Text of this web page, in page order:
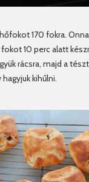
170 fokra.
10 perc alatt
rácsra, majd a
kihűlni.